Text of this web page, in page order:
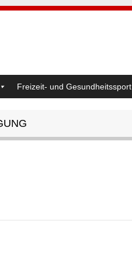
Freizeit- und Gesundheitssport